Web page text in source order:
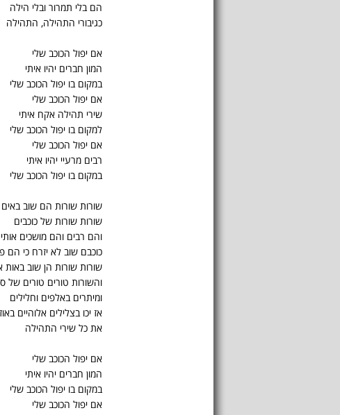
הם בלי תמרור ובלי הילה
כגיבורי התהילה, התהילה
אם יפול הכוכב שלי
המון חברים יהיו איתי
במקום בו יפול הכוכב שלי
אם יפול הכוכב שלי
שירי תהילה אקח איתי
למקום בו יפול הכוכב שלי
אם יפול הכוכב שלי
רבים מרעיי יהיו איתי
במקום בו יפול הכוכב שלי
שורות שורות הם שוב באים
שורות שורות של כוכבים
והם רבים והם מושכים
כוכבם שוב לא יזרח כי הם
שורות שורות הן שוב באות
והשורות טורים טורים של
ומיתרים באלפים וחלילים
אז יכו בצלילים אלוהיים
את כל שירי התהילה
אם יפול הכוכב שלי
המון חברים יהיו איתי
במקום בו יפול הכוכב שלי
אם יפול הכוכב שלי